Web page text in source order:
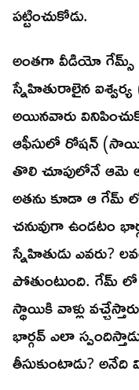
పట్టించుకోడు.
అంతగా వీడియో గేమ్స్
స్నేహితురాలైన
అయినవారు
ఆఫీసులో రోషన్
తొలి చూపులోనే ఆమె
అతను కూడా ఆ గేమ్
చనువుగా ఉండటం
స్నేహితుడు ఎవరు?
పోతుంటుంది. గేమ్ లో
స్థాయికి వాళ్లు
భార్గవ్ ఎలా
తీసుకుంటాడు?